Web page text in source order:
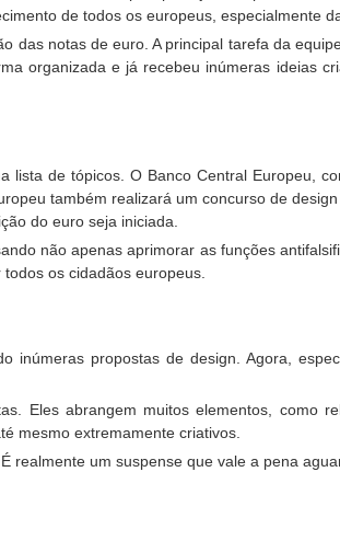
de todos os europeus, especialmente
notas de euro. A principal tarefa da
organizada e já recebeu inúmeras ideias
de tópicos. O Banco Central Europeu,
também realizará um concurso de
do euro seja iniciada.
não apenas aprimorar as funções
os cidadãos europeus.
propostas de design. Agora,
Eles abrangem muitos elementos, como
mesmo extremamente criativos.
realmente um suspense que vale a pena